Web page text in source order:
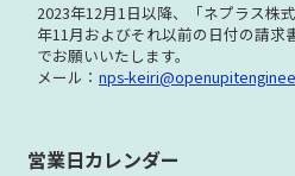
2023年12月1日以降、「ネプラス株
年11月およびそれ以前の日付の請求
でお願いいたします。
メール：nps-
営業日カレンダー